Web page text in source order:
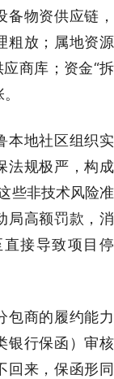
备物资供应链，
粗放；属地资源
商库；资金“拆
本地社区组织实
法规极严，构成
些非技术风险准
局高额罚款，消
接导致项目停
包商的履约能力
银行保函）审核
回来，保函形同